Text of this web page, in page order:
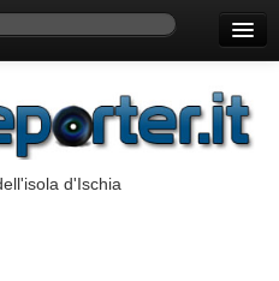
d'Ischia